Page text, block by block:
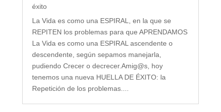
éxito
La Vida es como una ESPIRAL, en la que se
REPITEN los problemas para que APRENDAMOS
La Vida es como una ESPIRAL ascendente o
descendente, según sepamos manejarla,
pudiendo Crecer o decrecer.Amig@s, hoy
tenemos una nueva HUELLA DE ÉXITO: la
Repetición de los problemas....